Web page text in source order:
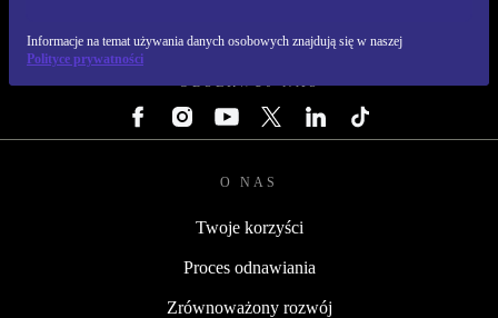
Informacje na temat używania danych osobowych znajdują się w naszej
Polityce prywatności
OBSERWUJ NAS
O NAS
Twoje korzyści
Proces odnawiania
Zrównoważony rozwój